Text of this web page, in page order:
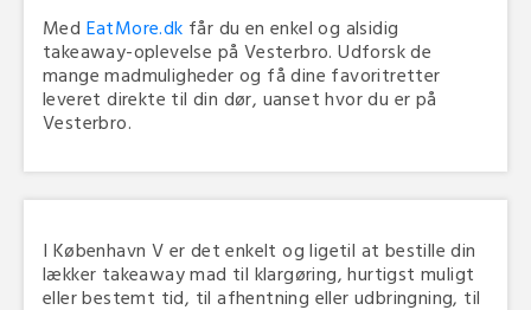
Med EatMore.dk får du en enkel og alsidig
takeaway-oplevelse på Vesterbro. Udforsk de
mange madmuligheder og få dine favoritretter
leveret direkte til din dør, uanset hvor du er på
Vesterbro.
I København V er det enkelt og ligetil at bestille din
lækker takeaway mad til klargøring, hurtigst muligt
eller bestemt tid, til afhentning eller udbringning, til